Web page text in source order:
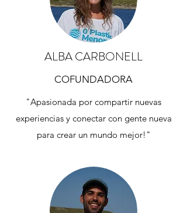
ALBA CARBONELL
COFUNDADORA
"Apasionada por compartir nuevas
experiencias y conectar con gente nueva
para crear un mundo mejor!"